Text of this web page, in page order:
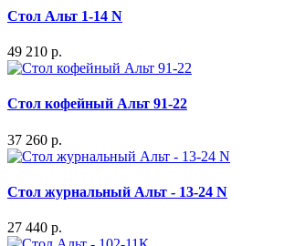
Стол Альт 1-14 N
49 210 р.
Стол кофейный Альт 91-22
37 260 р.
Стол журнальный Альт - 13-24 N
27 440 р.